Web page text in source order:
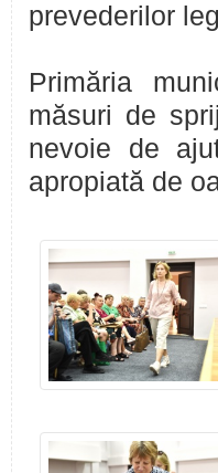
prevederilor
Primăria
măsuri de
nevoie de
apropiată de